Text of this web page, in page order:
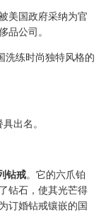
美国政府采纳为官
品公司。
洗练时尚独特风格的
出名。
钻戒。它的六爪铂
钻石，使其光芒得
订婚钻戒镶嵌的国